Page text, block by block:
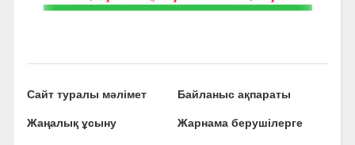
Сайт туралы мәлімет Байланыс ақпараты
Жаңалық ұсыну Жарнама берушілерге